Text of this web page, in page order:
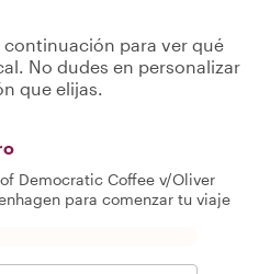
continuación para ver qué
No dudes en personalizar
que elijas.
Democratic Coffee v/Oliver
para comenzar tu viaje